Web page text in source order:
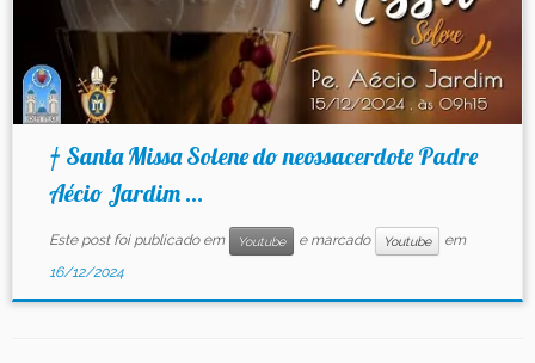
† Santa Missa Solene do neossacerdote Padre
Aécio Jardim ...
Este post foi publicado em Youtube e marcado Youtube
em
16/12/2024